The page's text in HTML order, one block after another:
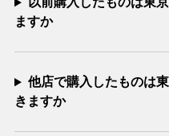
ますか
他店で購入したものは
きますか